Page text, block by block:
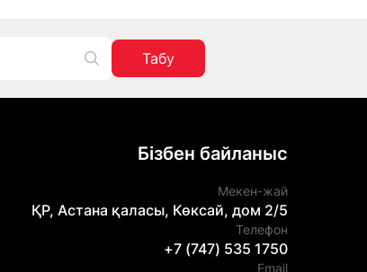
Табу
Бізбен байланыс
Мекен-жай
ҚР, Астана қаласы, Көксай, дом 2/5
Телефон
+7 (747) 535 1750
Email